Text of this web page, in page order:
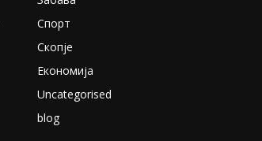
Спорт
Скопје
Економија
Uncategorised
blog